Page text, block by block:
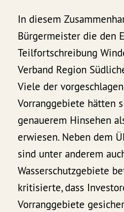
In diesem
Bürgermeister die den
Teilfortschreibung
Verband Region
Viele der
Vorranggebiete hätten
genauerem Hinsehen
erwiesen. Neben dem
sind unter anderem
Wasserschutzgebiete
kritisierte, dass
Vorranggebiete